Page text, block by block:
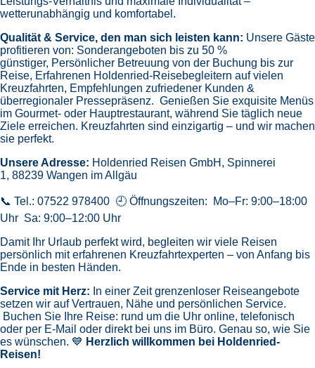
wetterunabhängig und komfortabel.
Qualität & Service, den man sich leisten kann: Unsere Gäste
profitieren von: Sonderangeboten bis zu 50 %
günstiger, Persönlicher Betreuung von der Buchung bis zur
Reise, Erfahrenen Holdenried-Reisebegleitern auf vielen
Kreuzfahrten, Empfehlungen zufriedener Kunden &
überregionaler Pressepräsenz. Genießen Sie exquisite Menüs
im Gourmet- oder Hauptrestaurant, während Sie täglich neue
Ziele erreichen. Kreuzfahrten sind einzigartig – und wir machen
sie perfekt.
Unsere Adresse: Holdenried Reisen GmbH, Spinnerei
1, 88239 Wangen im Allgäu
📞 Tel.: 07522 978400 🕘 Öffnungszeiten: Mo–Fr: 9:00–18:00
Uhr Sa: 9:00–12:00 Uhr
Damit Ihr Urlaub perfekt wird, begleiten wir viele Reisen
persönlich mit erfahrenen Kreuzfahrtexperten – von Anfang bis
Ende in besten Händen.
Service mit Herz: In einer Zeit grenzenloser Reiseangebote
setzen wir auf Vertrauen, Nähe und persönlichen Service.
Buchen Sie Ihre Reise: rund um die Uhr online, telefonisch
oder per E-Mail oder direkt bei uns im Büro. Genau so, wie Sie
es wünschen. 💙 Herzlich willkommen bei Holdenried-
Reisen!